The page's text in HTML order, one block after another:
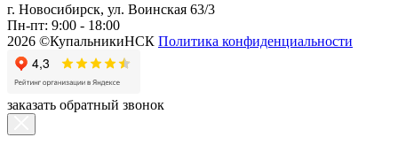
г. Новосибирск, ул. Воинская 63/3
Пн-пт: 9:00 - 18:00
2026 ©КупальникиНСК Политика конфиденциальности
заказать обратный звонок